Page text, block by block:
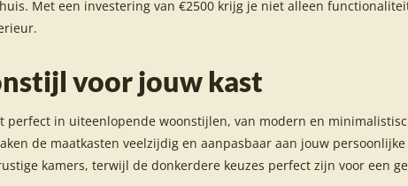
Met een investering van €2500 krijg je niet alleen
voor jouw kast
perfect in uiteenlopende woonstijlen, van modern en
de maatkasten veelzijdig en aanpasbaar aan jouw
kamers, terwijl de donkerdere keuzes perfect zijn voor een